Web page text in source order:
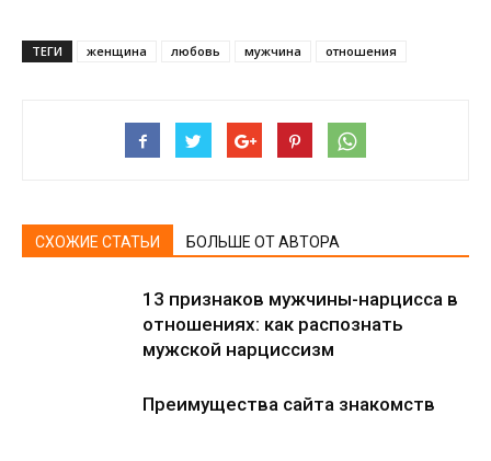
ТЕГИ женщина любовь мужчина отношения
СХОЖИЕ СТАТЬИ БОЛЬШЕ ОТ АВТОРА
13 признаков мужчины-нарцисса в
отношениях: как распознать
мужской нарциссизм
Преимущества сайта знакомств